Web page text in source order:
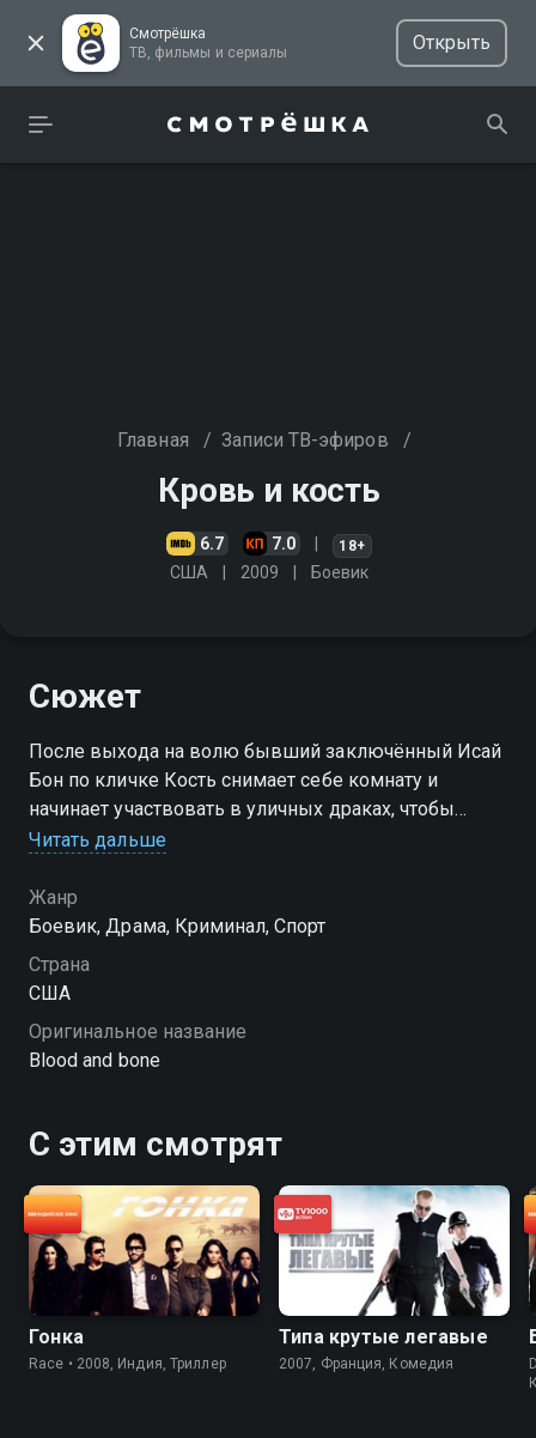
Смотрёшка
ТВ, фильмы и сериалы
Открыть
Главная / Записи ТВ-эфиров /
Кровь и кость
6.7 7.0 18+
США 2009 Боевик
Сюжет
После выхода на волю бывший заключённый Исай
Бон по кличке Кость снимает себе комнату и
начинает участвовать в уличных драках, чтобы
выполнить обещание данное другу, убитому в
Читать дальше
Жанр
Боевик, Драма, Криминал, Спорт
Страна
США
Оригинальное название
Blood and bone
С этим смотрят
Гонка
Race • 2008, Индия, Триллер
Типа крутые легавые
2007, Франция, Комедия